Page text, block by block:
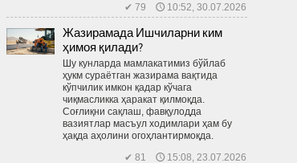
✔ 79 🕔 10:52, 30.07.2026
Жазирамада Ишчиларни ким
ҳимоя қилади?
Шу кунларда мамлакатимиз бўйлаб
ҳукм сураётган жазирама вақтида
кўпчилик имкон қадар кўчага
чиқмасликка ҳаракат қилмоқда.
Соғлиқни сақлаш, фавқулодда
вазиятлар масъул ходимлари ҳам бу
ҳақда аҳолини огоҳлантирмоқда.
✔ 81 🕔 15:08, 23.07.2026